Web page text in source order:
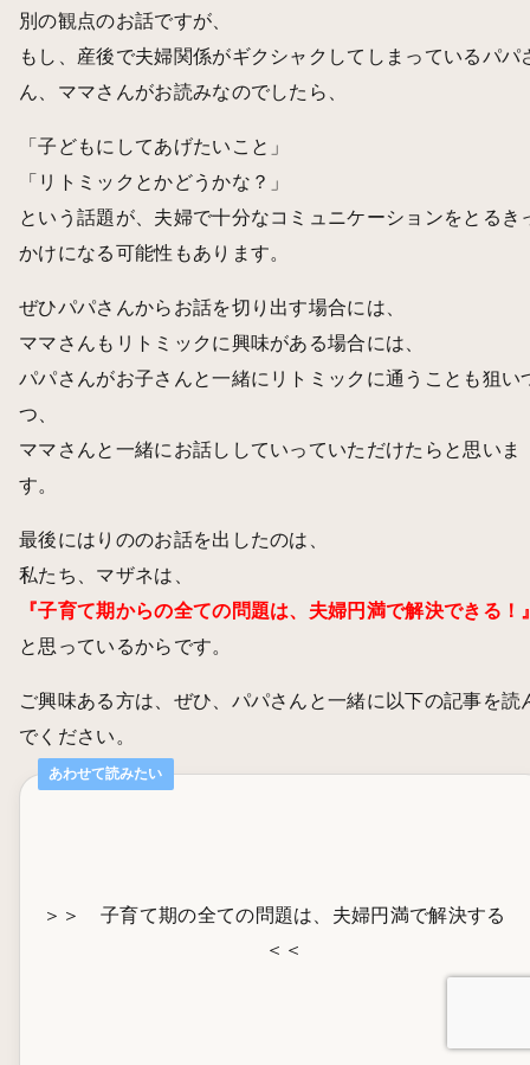
別の観点のお話ですが、
もし、産後で夫婦関係がギクシャクしてしまっているパパ
ん、ママさんがお読みなのでしたら、
「子どもにしてあげたいこと」
「リトミックとかどうかな？」
という話題が、夫婦で十分なコミュニケーションをとるき
かけになる可能性もあります。
ぜひパパさんからお話を切り出す場合には、
ママさんもリトミックに興味がある場合には、
パパさんがお子さんと一緒にリトミックに通うことも狙い
つ、
ママさんと一緒にお話ししていっていただけたらと思いま
す。
最後にはりののお話を出したのは、
私たち、マザネは、
『子育て期からの全ての問題は、夫婦円満で解決できる！
と思っているからです。
ご興味ある方は、ぜひ、パパさんと一緒に以下の記事を読
でください。
あわせて読みたい
＞＞ 子育て期の全ての問題は、夫婦円満で解決する
＜＜